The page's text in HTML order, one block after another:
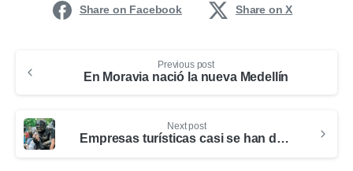
Share on Facebook Share on X
Previous post
En Moravia nació la nueva Medellín
Next post
Empresas turísticas casi se han duplicado en ocho años